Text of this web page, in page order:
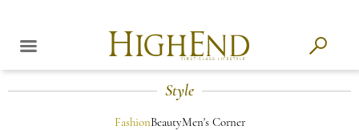
Style
FashionBeautyMen's Corner